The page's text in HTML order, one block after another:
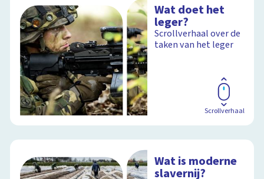
Wat doet het
leger?
Scrollverhaal over de
taken van het leger
Scrollverhaal
Wat is moderne
slavernij?